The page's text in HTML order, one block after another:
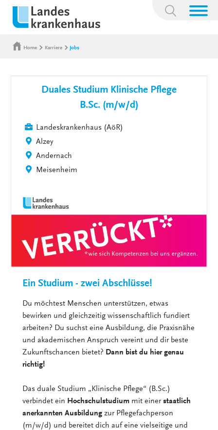
Suchbegriff:
Home Karriere Jobs
Duales Studium Klinische Pflege
B.Sc. (m/w/d)
Landeskrankenhaus (AöR)
Alzey
Andernach
Meisenheim
Ein Studium - zwei Abschlüsse!
Du möchtest Menschen unterstützen, etwas
bewirken und gleichzeitig wissenschaftlich fundiert
arbeiten? Du suchst eine Ausbildung, die Praxisnähe
und akademischen Anspruch vereint und dir beste
Zukunftschancen bietet? Dann bist du hier genau
richtig!
Das duale Studium „Klinische Pflege“ (B.Sc.)
verbindet ein Hochschulstudium mit einerstaatlich
anerkannten Ausbildung zur Pflegefachperson
(m/w/d) und bereitet dich auf eine vielseitige und